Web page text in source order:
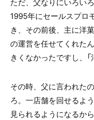
ただ、父なりにいろい
1995年にセールスプロ
き、その前後、主に洋
の運営を任せてくれた
きくなかったですし、「
その時、父に言われた
ろ。一店舗を回せるよ
見られるようになるから